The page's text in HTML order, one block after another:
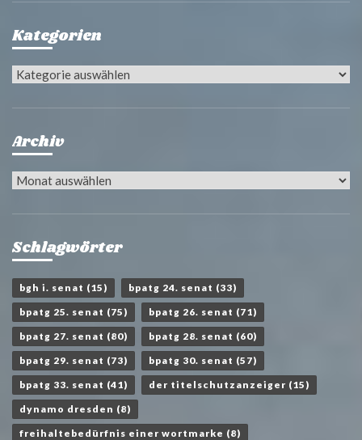
Kategorien
Kategorien
Archiv
Archiv
Schlagwörter
bgh i. senat (15) bpatg 24. senat (33)
bpatg 25. senat (75) bpatg 26. senat (71)
bpatg 27. senat (80) bpatg 28. senat (60)
bpatg 29. senat (73) bpatg 30. senat (57)
bpatg 33. senat (41) der titelschutzanzeiger (15)
dynamo dresden (8)
freihaltebedürfnis einer wortmarke (8)